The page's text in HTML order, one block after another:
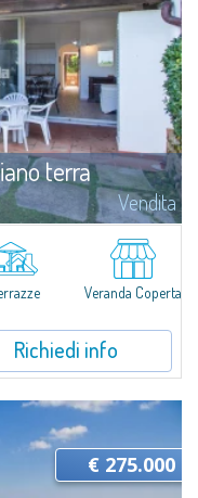
terra
Vendita
del Capo Ceraso Resort,
della macchia
che regala il Parco...
Veranda Coperta
Richiedi info
€ 275.000